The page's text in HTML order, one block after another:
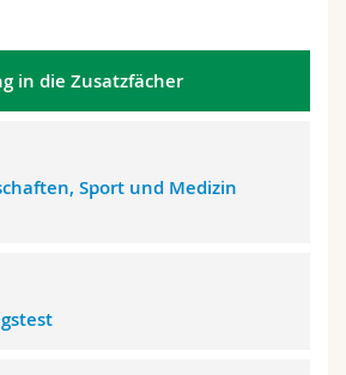
in die Zusatzfächer
Sport und Medizin